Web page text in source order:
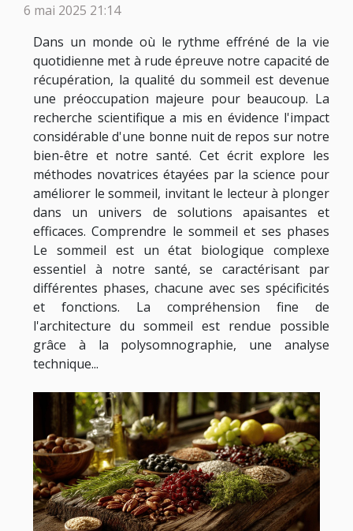
6 mai 2025 21:14
Dans un monde où le rythme effréné de la vie
quotidienne met à rude épreuve notre capacité de
récupération, la qualité du sommeil est devenue
une préoccupation majeure pour beaucoup. La
recherche scientifique a mis en évidence l'impact
considérable d'une bonne nuit de repos sur notre
bien-être et notre santé. Cet écrit explore les
méthodes novatrices étayées par la science pour
améliorer le sommeil, invitant le lecteur à plonger
dans un univers de solutions apaisantes et
efficaces. Comprendre le sommeil et ses phases
Le sommeil est un état biologique complexe
essentiel à notre santé, se caractérisant par
différentes phases, chacune avec ses spécificités
et fonctions. La compréhension fine de
l'architecture du sommeil est rendue possible
grâce à la polysomnographie, une analyse
technique...